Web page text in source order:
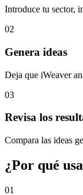
Introduce tu sector,
02
Genera ideas
Deja que iWeaver
03
Revisa los
Compara las ideas
¿Por qué
01